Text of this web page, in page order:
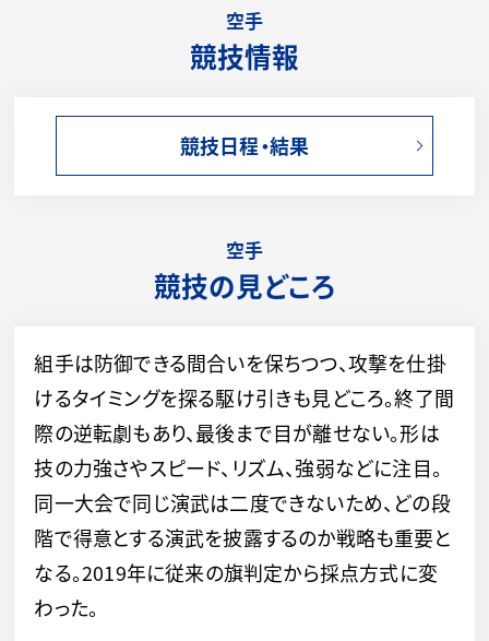
空手
競技情報
競技日程・結果
空手
競技の見どころ
組手は防御できる間合いを保ちつつ、攻撃を仕掛
けるタイミングを探る駆け引きも見どころ。終了間
際の逆転劇もあり、最後まで目が離せない。形は
技の力強さやスピード、リズム、強弱などに注目。
同一大会で同じ演武は二度できないため、どの段
階で得意とする演武を披露するのか戦略も重要と
なる。2019年に従来の旗判定から採点方式に変
わった。